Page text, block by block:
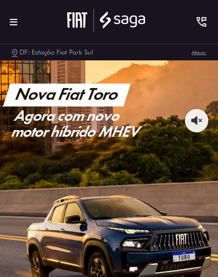
DF: Estação Fiat Park Sul Alterar